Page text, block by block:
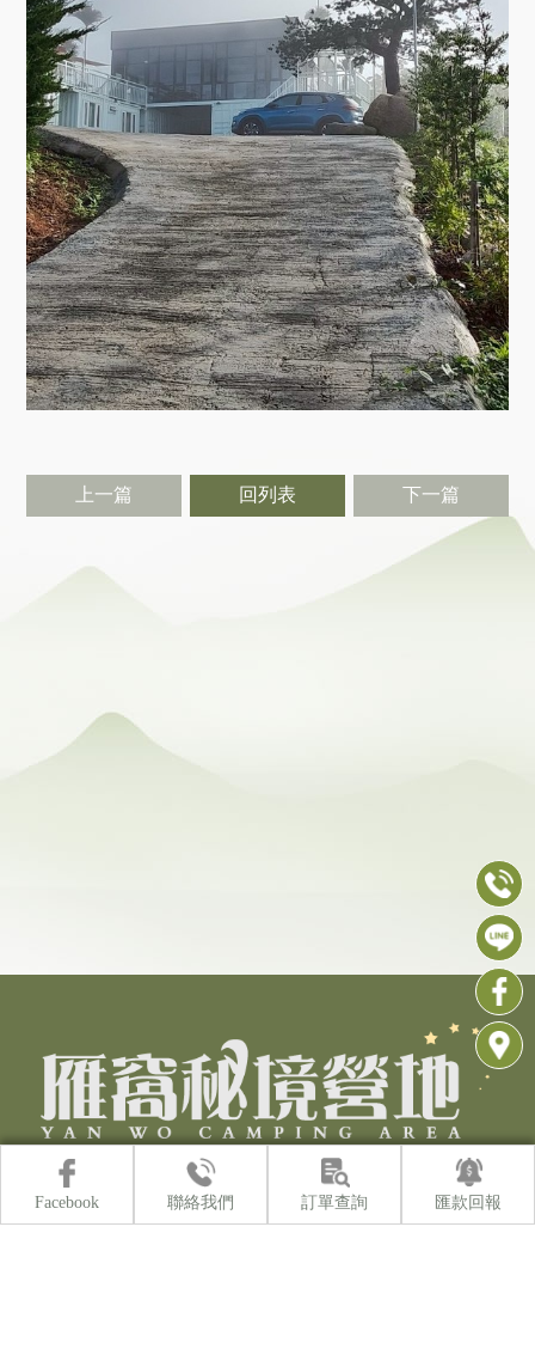
上一篇 回列表 下一篇
Facebook 聯絡我們 訂單查詢 匯款回報
南投露營 魚池鄉露營 日月潭露營